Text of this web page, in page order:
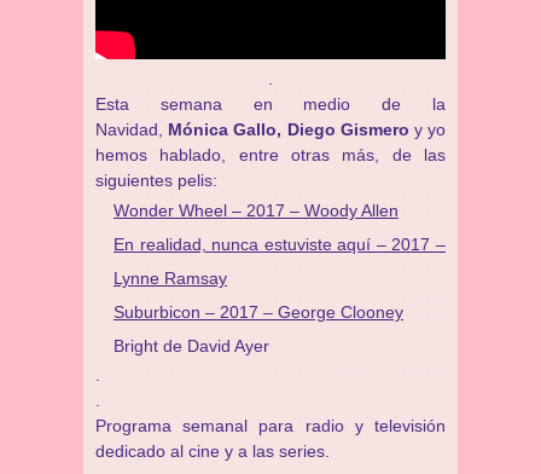
Esta semana en medio de la
Navidad, Mónica Gallo, Diego Gismero y yo
hemos hablado, entre otras más, de las
siguientes pelis:
Wonder Wheel – 2017 – Woody Allen
En realidad, nunca estuviste aquí – 2017 –
Lynne Ramsay
Suburbicon – 2017 – George Clooney
Bright de David Ayer
Programa semanal para radio y televisión
dedicado al cine y a las series.